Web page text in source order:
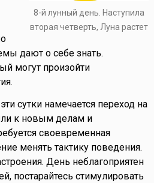
8-й лунный день. Наступила
вторая четверть, Луна растет
дают о себе знать.
могут произойти
сутки намечается переход на
к новым делам и
своевременная
менять тактику поведения.
День неблагоприятен
постарайтесь стимулировать